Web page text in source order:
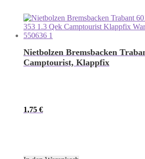
Nietbolzen Bremsbacken
Camptourist, Klappfix
1,75 €